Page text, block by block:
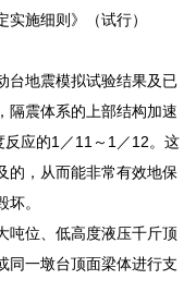
施细则》（试行）
台地震模拟试验结果及已
隔震体系的上部结构加速
反应的1／11～1／12。这
的，从而能非常有效地保
。
吨位、低高度液压千斤顶
同一墩台顶面梁体进行支